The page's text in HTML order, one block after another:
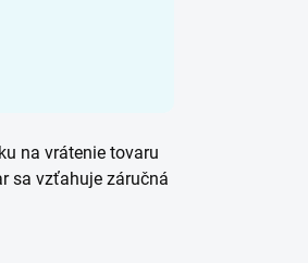
na vrátenie tovaru
sa vzťahuje záručná